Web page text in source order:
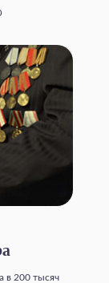
в 200 тысяч